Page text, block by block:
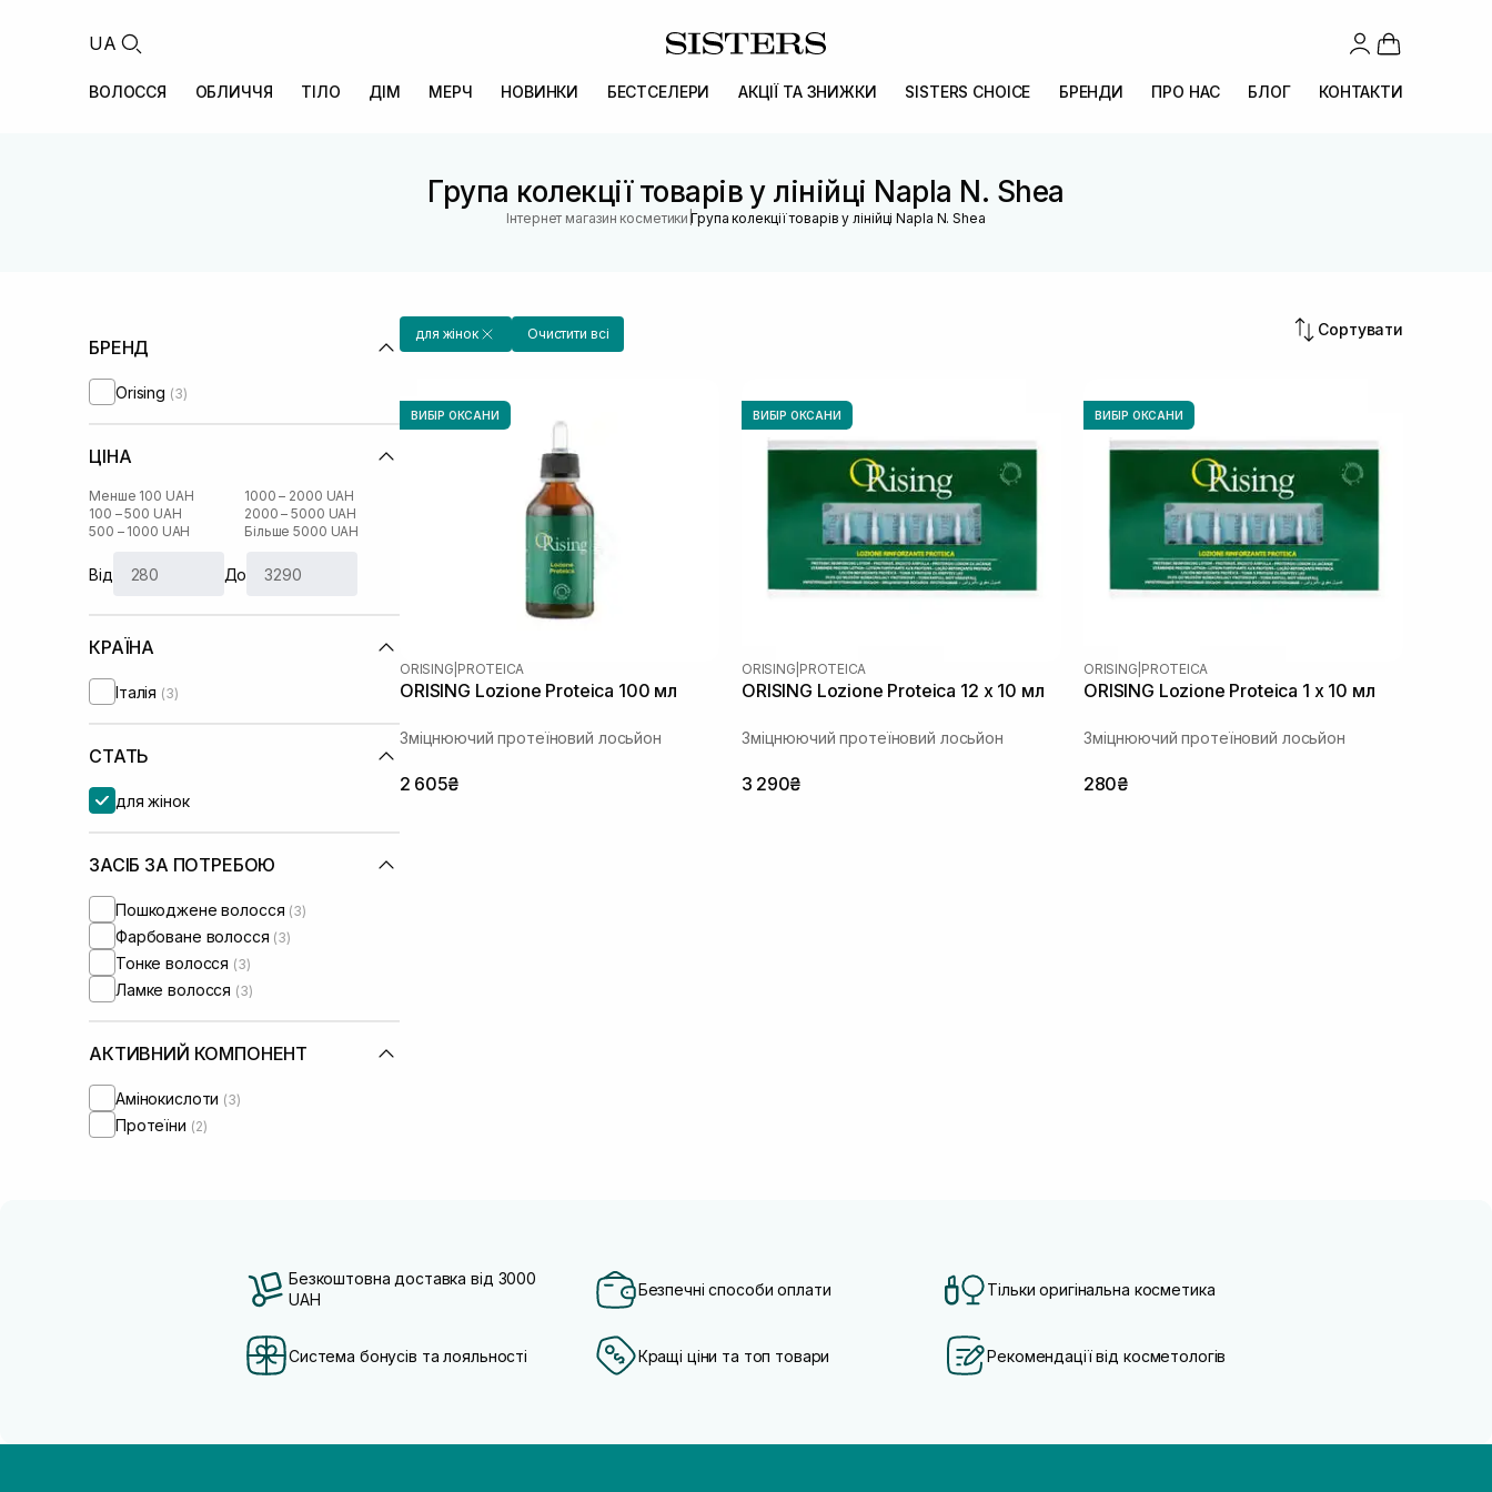
UA
ВОЛОССЯ ОБЛИЧЧЯ ТІЛО ДІМ МЕРЧ НОВИНКИ БЕСТСЕЛЕРИ АКЦІЇ ТА ЗНИЖКИ SISTERS CHOICE БРЕНДИ ПРО НАС БЛОГ КОНТАКТИ
Група колекції товарів у лінійці Napla N. Shea
Інтернет магазин косметики |Група колекції товарів у лінійці Napla N. Shea
БРЕНД
Orising (3)
ЦІНА
Менше 100 UAH
100 – 500 UAH
500 – 1000 UAH
1000 – 2000 UAH
2000 – 5000 UAH
Більше 5000 UAH
Від До
КРАЇНА
Італія (3)
СТАТЬ
для жінок
ЗАСІБ ЗА ПОТРЕБОЮ
Пошкоджене волосся (3)
Фарбоване волосся (3)
Тонке волосся (3)
Ламке волосся (3)
АКТИВНИЙ КОМПОНЕНТ
Амінокислоти (3)
Протеїни (2)
для жінок Очистити всі Сортувати
ВИБІР ОКСАНИ
ORISING PROTEICA
ORISING Lozione Proteica 100 мл
Зміцнюючий протеїновий лосьйон
2 605₴
ВИБІР ОКСАНИ
ORISING PROTEICA
ORISING Lozione Proteica 12 х 10 мл
Зміцнюючий протеїновий лосьйон
3 290₴
ВИБІР ОКСАНИ
ORISING PROTEICA
ORISING Lozione Proteica 1 х 10 мл
Зміцнюючий протеїновий лосьйон
280₴
Безкоштовна доставка від 3000
UAH
Безпечні способи оплати Тільки оригінальна косметика
Система бонусів та лояльності Кращі ціни та топ товари Рекомендації від косметологів